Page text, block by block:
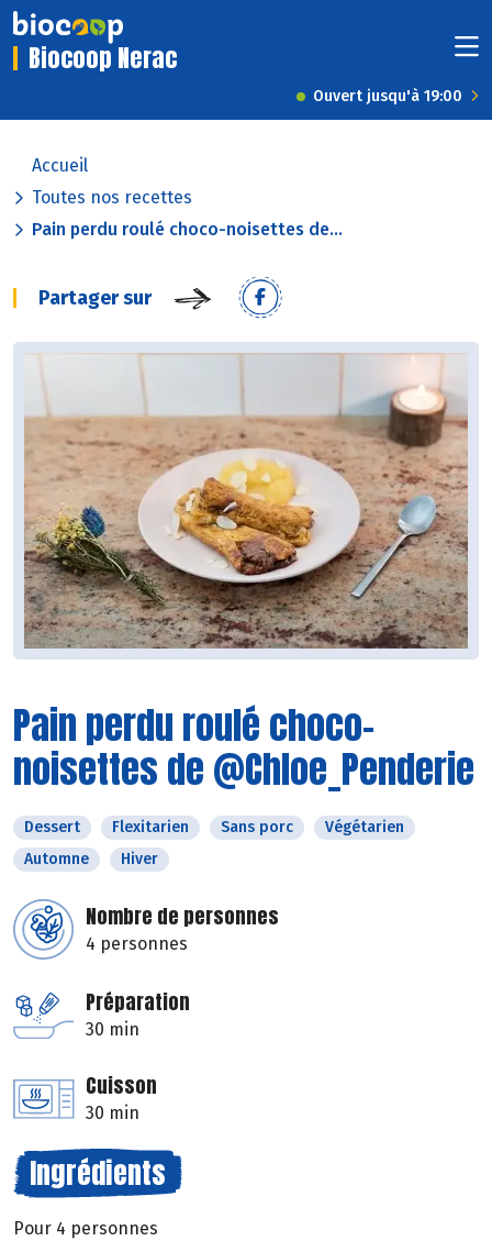
Biocoop Nerac
Ouvert jusqu'à 19:00
Accueil
Toutes nos recettes
Pain perdu roulé choco-noisettes de...
Partager sur
Pain perdu roulé choco-
noisettes de @Chloe_Penderie
Dessert Flexitarien Sans porc
Végétarien
Automne
Hiver
Nombre de personnes
4 personnes
Préparation
30 min
Cuisson
30 min
Ingrédients
Pour 4 personnes